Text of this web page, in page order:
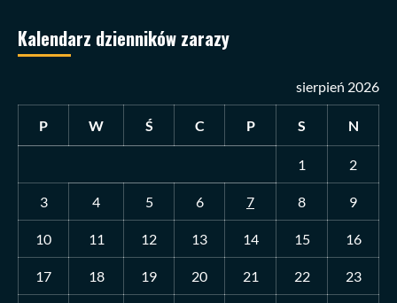
Kalendarz dzienników zarazy
sierpień 2026
P W Ś C P S N
1 2
3 4 5 6 7 8 9
10 11 12 13 14 15 16
17 18 19 20 21 22 23